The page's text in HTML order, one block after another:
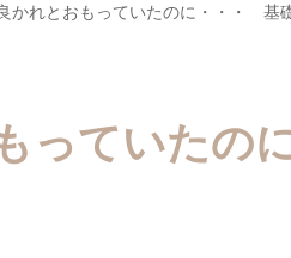
かれとおもっていたのに・・・ 基
っていたの